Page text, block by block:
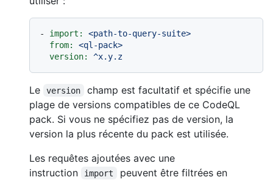
- import:
<path-to-query-suite>
from:
<ql-pack>
version:
^x.y.z
Le version
champ est facultatif et spécifie une
plage de versions compatibles de ce CodeQL
pack. Si vous ne spécifiez pas de version, la
version la plus récente du pack est utilisée.
Les requêtes ajoutées avec une
instruction
import
peuvent être filtrées en